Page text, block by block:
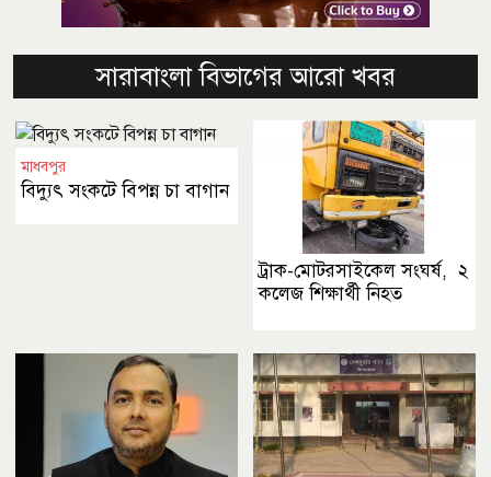
সারাবাংলা বিভাগের আরো খবর
মাধবপুর
বিদ্যুৎ সংকটে বিপন্ন চা বাগান
ট্রাক-মোটরসাইকেল সংঘর্ষ, ২
কলেজ শিক্ষার্থী নিহত